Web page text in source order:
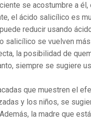
se acostumbre a
el ácido salicílico es
reducir usando
salicílico se vuelven
la posibilidad de
siempre se sugiere
que muestren el
y los niños, se
la madre que